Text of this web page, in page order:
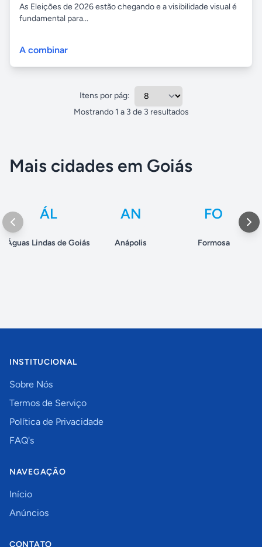
As Eleições de 2026 estão chegando e a visibilidade visual é
fundamental para...
A combinar
Itens por pág:
Mostrando 1 a 3 de 3 resultados
Mais cidades em Goiás
ÁL
Águas Lindas de Goiás
AN
Anápolis
FO
Formosa
INSTITUCIONAL
Sobre Nós
Termos de Serviço
Política de Privacidade
FAQ's
NAVEGAÇÃO
Início
Anúncios
CONTATO